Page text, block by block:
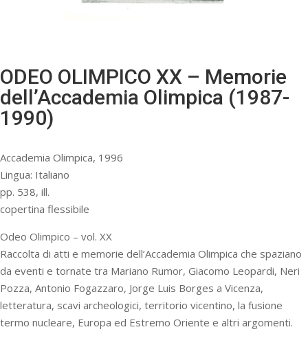
ODEO OLIMPICO XX – Memorie
dell’Accademia Olimpica (1987-
1990)
Accademia Olimpica, 1996
Lingua: Italiano
pp. 538, ill.
copertina flessibile
Odeo Olimpico – vol. XX
Raccolta di atti e memorie dell’Accademia Olimpica che spaziano
da eventi e tornate tra Mariano Rumor, Giacomo Leopardi, Neri
Pozza, Antonio Fogazzaro, Jorge Luis Borges a Vicenza,
letteratura, scavi archeologici, territorio vicentino, la fusione
termo nucleare, Europa ed Estremo Oriente e altri argomenti.